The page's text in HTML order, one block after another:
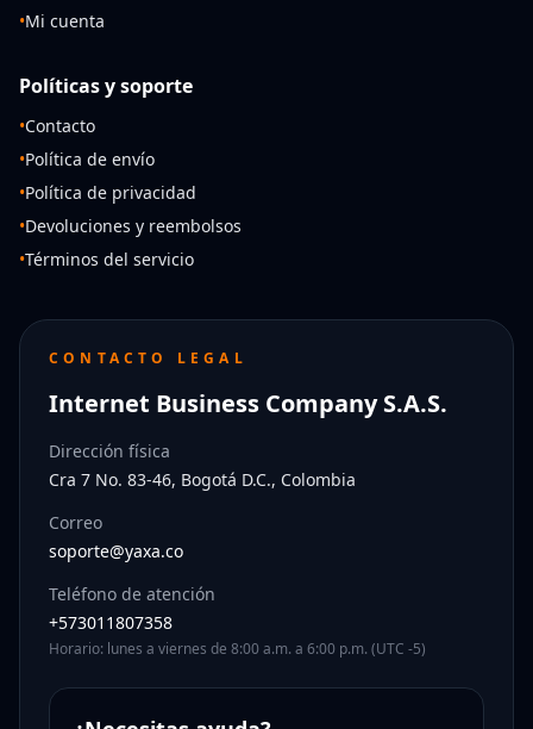
•Mi cuenta
Políticas y soporte
•Contacto
•Política de envío
•Política de privacidad
•Devoluciones y reembolsos
•Términos del servicio
CONTACTO LEGAL
Internet Business Company S.A.S.
Dirección física
Cra 7 No. 83-46, Bogotá D.C., Colombia
Correo
soporte@yaxa.co
Teléfono de atención
+573011807358
Horario: lunes a viernes de 8:00 a.m. a 6:00 p.m. (UTC -5)